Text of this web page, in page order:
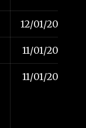
12/01/2025
11/01/2025
11/01/2025